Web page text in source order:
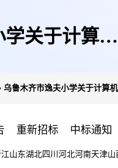
关于计算机
乌鲁木齐市逸夫小学关于计算
重新招标 中标通知
山东湖北四川 河北河南天津山